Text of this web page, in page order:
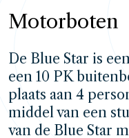
Motorboten
De Blue Star is
een 10 PK
plaats aan 4
middel van een
van de Blue Star